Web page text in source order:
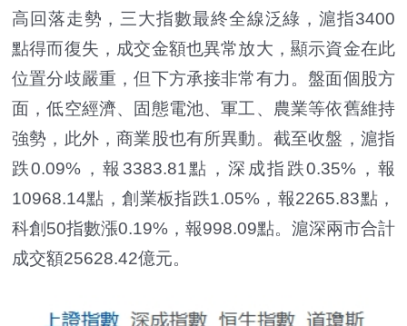
高回落走勢，三大指數最終全線泛綠，滬指3400
點得而復失，成交金額也異常放大，顯示資金在此
位置分歧嚴重，但下方承接非常有力。盤面個股方
面，低空經濟、固態電池、軍工、農業等依舊維持
強勢，此外，商業股也有所異動。截至收盤，滬指
跌0.09%，報3383.81點，深成指跌0.35%，報
10968.14點，創業板指跌1.05%，報2265.83點，
科創50指數漲0.19%，報998.09點。滬深兩市合計
成交額25628.42億元。